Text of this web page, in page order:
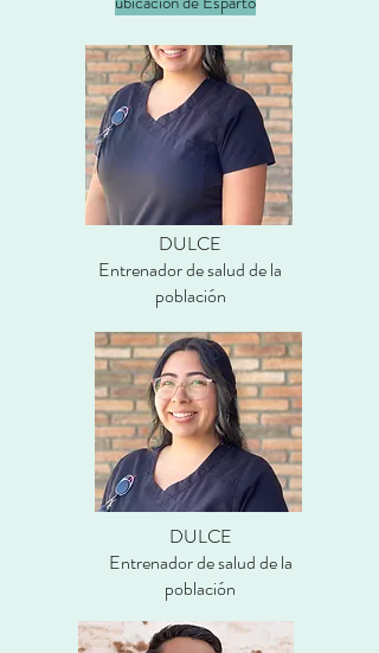
DULCE
Entrenador de salud de la
población
DULCE
Entrenador de salud de la
población